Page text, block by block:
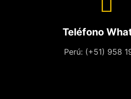
Teléfono
Perú: (+51) 958